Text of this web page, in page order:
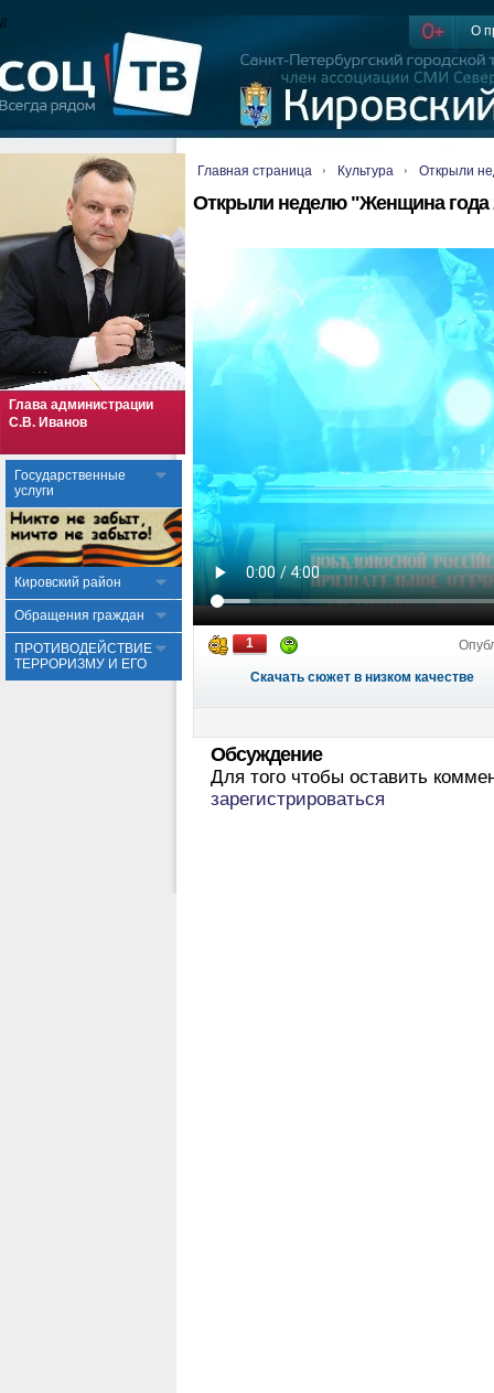
О
//
Глава администрации
С.В. Иванов
Государственные
услуги
Кировский район
Обращения граждан
ПРОТИВОДЕЙСТВИЕ
ТЕРРОРИЗМУ И ЕГО
Главная страница Культура Открыли
Открыли неделю "Женщина года
1
Скачать сюжет в низком качестве
Обсуждение
Для того чтобы оставить
зарегистрироваться